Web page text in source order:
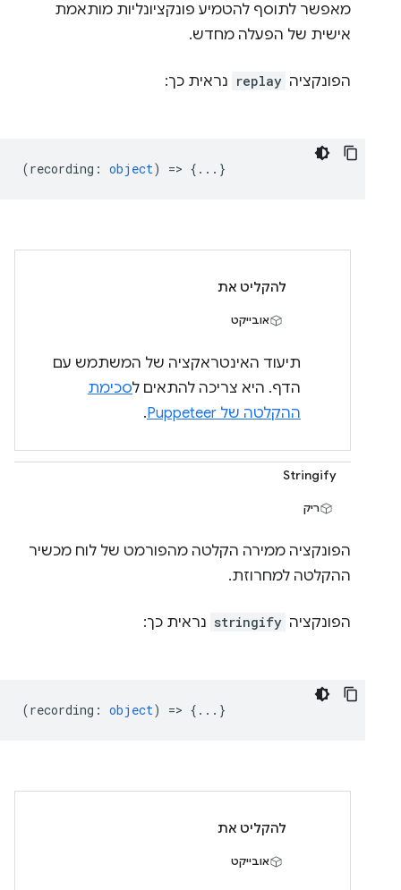
מאפשר לתוסף להטמיע פונקציונליות מותאמת
אישית של הפעלה מחדש.
הפונקציה replay נראית כך:
(recording : object) => {...}
להקליט את
אובייקט
תיעוד האינטראקציה של המשתמש עם
הדף. היא צריכה להתאים לסכימת
ההקלטה של Puppeteer
.
Stringify
ריק
הפונקציה ממירה הקלטה מהפורמט של לוח מכשיר
ההקלטה למחרוזת.
הפונקציה stringify נראית כך:
(recording : object) => {...}
להקליט את
אובייקט